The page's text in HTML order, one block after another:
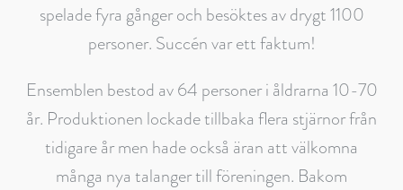
spelade fyra gånger och besöktes av drygt 1100
personer. Succén var ett faktum!
Ensemblen bestod av 64 personer i åldrarna 10-70
år. Produktionen lockade tillbaka flera stjärnor från
tidigare år men hade också äran att välkomna
många nya talanger till föreningen. Bakom